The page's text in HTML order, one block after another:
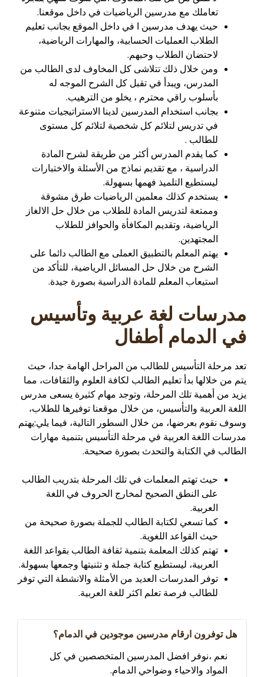
تعاملك مع مدرسين الرياضيات في داخل موقعنا.
حيث يهدف مدرسين ا في داخل الموقع بجانب تعليم
الطلاب العمليات الحسابية، والمهارات الرياضية،
لاحتضان الطلاب وحبهم.
ومن خلال ذلك تتلاشى كل المخاوف لدى الطالب من
المدرس، ويبدأ في تقبل كل الشرح الموجه له
بأسلوب راقي محترم ، يخلو من الترهيب.
بجانب استخدام المدرسين لدينا الاستراتيجيات متنوعة
في تدريس لتلائم كل شخصية لتلائم كل مستوى
للطالب .
كما يقدم المدرس أكثر من طريقة لشرح المادة
الدراسية ، مع تقديم نماذج من الأسئلة والاختبارات
ليستطيع التلميذ فهمها بسهولة.
يستخدم كذلك معلمين الرياضيات طرق مشوقة
وممتعة لتدريس المادة للطلاب من خلال حل الالغاز
الرياضية، وتقديم المكافأة والحوافز للطلاب
المجتهدين.
يهتم المعلم بالتطبيق العملى مع الطالب دائما على
الشرح من خلال حل المسائل الرياضية، للتأكد من
استيعاب المعلم للمادة الدراسية بصورة جيدة.
مدرسات لغة عربية وتأسيس
في الدمام أطفال
تعد مرحلة التأسيس للطالب من المراحل الهامة جدا، حيث
يتم من خلالها بدأ تعليم الطالب لكافة العلوم والثقافات، مما
يزيد من أهمية تلك المرحلة، وتوجد مهام كثيرة يسعى مدرس
اللغة العربية والتأسيس، من خلال موقعنا توفيرها للطلاب،
وسوف نقوم بعرضها، من خلال السطور التالية، فيما يلي:يهتم
مدرسات اللغة العربية في مرحلة التأسيس بتنمية مهارات
الطالب في الكتابة والتحدث بصورة صحيحة.
حيث تهتم المعلمات في تلك المرحلة بتدريب الطالب
على النطق الصحيح لمخارج الحروف في اللغة
العربية.
كما تسعي لكتابة الطالب للجملة بصورة صحيحة من
حيث القواعد اللغوية.
تهتم كذلك المعلمة بتنمية ثقافة الطالب بقواعد اللغة
العربية، ليستطيع كتابة جملة و تثنيتها وجمعها بسهولة.
توفر المدرسات العديد من الأمثلة والانشطة التي توفر
للطالب فرصة تعلم اكثر للغة العربية.
هل توفرون ارقام مدرسين موجودين في الدمام؟
نعم ،نوفر افضل المدرسين المتخصصين في كل
المواد والاحياء وضواحي الدمام.